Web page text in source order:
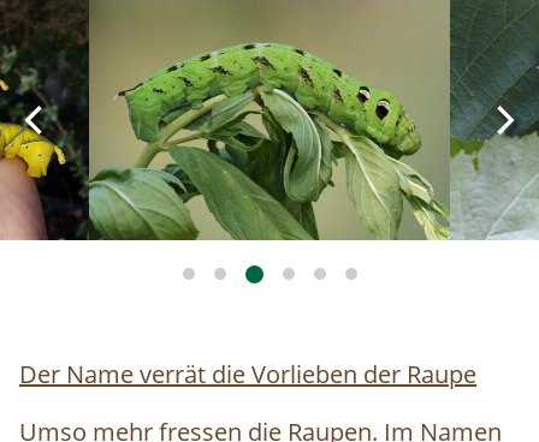
Image
Der Name verrät die Vorlieben der Raupe
Umso mehr fressen die Raupen. Im Namen